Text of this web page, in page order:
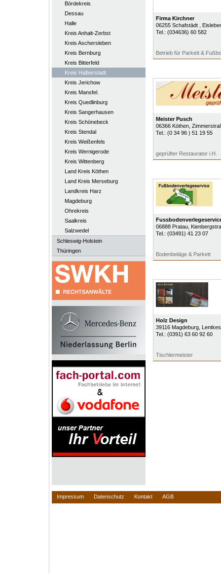
Bördekreis
Dessau
Halle
Kreis Anhalt-Zerbst
Kreis Aschersleben
Kreis Bernburg
Kreis Bitterfeld
Kreis Halberstadt
Kreis Jerichow
Kreis Mansfel.
Kreis Quedlinburg
Kreis Sangerhausen
Kreis Schönebeck
Kreis Stendal
Kreis Weißenfels
Kreis Wernigerode
Kreis Wittenberg
Land Kreis Köthen
Land Kreis Merseburg
Landkreis Harz
Magdeburg
Ohrekreis
Saalkreis
Salzwedel
Schleswig-Holstein
Thüringen
Firma Kirchner
06255 Schafstädt
,
Tel.: (034636) 60 582
Betrieb für Parkett &
Meister Pusch
06366 Köthen,
Tel.: (0 34 96 ) 51 19 55
geprüfter Restaurator i.H.
06888 Pratau,
Tel.: (03491) 41 23 07
Bodenbeläge & Parkett
Holz Design
39116 Magdeburg,
Tel.: (0391) 63 60 92 60
Tischlermeister
Impressum Datenschutz Kontakt AGB